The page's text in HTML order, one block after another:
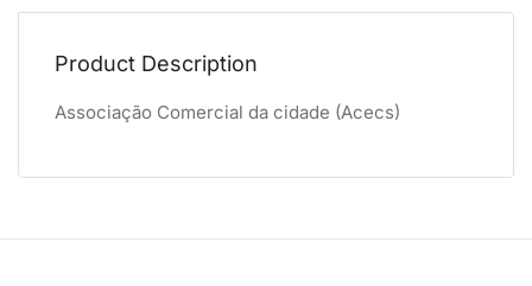
Product Description
Associação Comercial da cidade (Acecs)